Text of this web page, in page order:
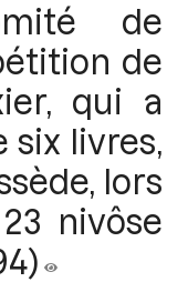
de
de
qui a
six livres,
lors
nivôse